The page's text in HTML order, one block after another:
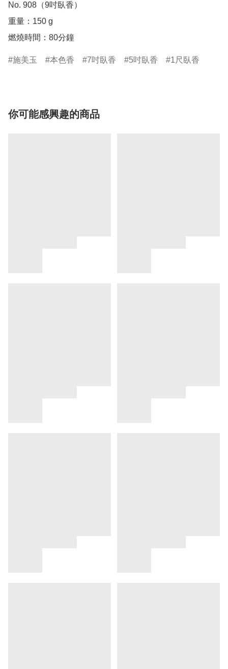
No. 908（9吋臥香）
重量：150 g
燃燒時間：80分鐘
施美玉 本色香 7吋臥香 5吋臥香 1尺臥香
你可能感興趣的商品